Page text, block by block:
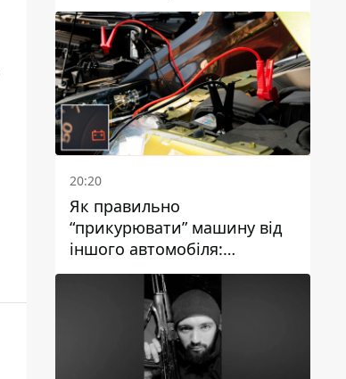
намагалась обманути
поліцейських
20:20
Як правильно
“прикурювати” машину від
іншого автомобіля:
інструкція для водіїв